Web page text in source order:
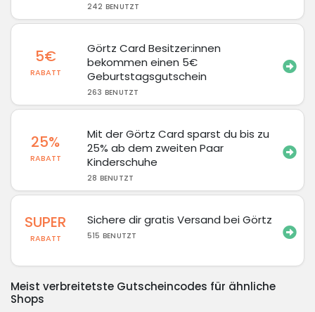
242 BENUTZT
5€
RABATT
Görtz Card Besitzer:innen
bekommen einen 5€
Geburtstagsgutschein
263 BENUTZT
25%
RABATT
Mit der Görtz Card sparst du bis zu
25% ab dem zweiten Paar
Kinderschuhe
28 BENUTZT
SUPER
RABATT
Sichere dir gratis Versand bei Görtz
515 BENUTZT
Meist verbreitetste Gutscheincodes für ähnliche
Shops